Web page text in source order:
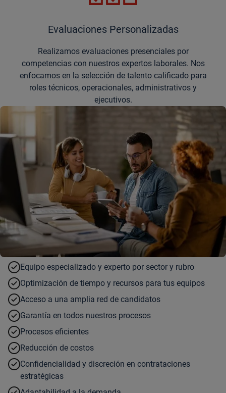
Evaluaciones Personalizadas
Realizamos evaluaciones presenciales por
competencias con nuestros expertos laborales. Nos
enfocamos en la selección de talento calificado para
roles técnicos, operacionales, administrativos y
ejecutivos.
Equipo especializado y experto por sector y rubro
Optimización de tiempo y recursos para tus equipos
Acceso a una amplia red de candidatos
Garantía en todos nuestros procesos
Procesos eficientes
Reducción de costos
Confidencialidad y discreción en contrataciones
estratégicas